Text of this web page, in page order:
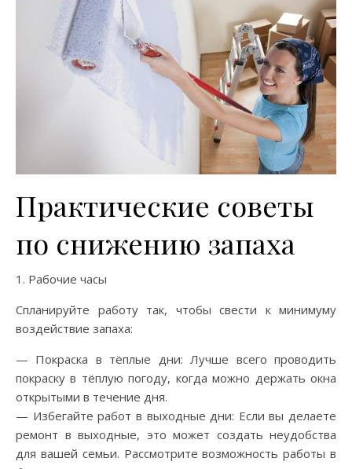
Практические советы
по снижению запаха
1. Рабочие часы
Спланируйте работу так, чтобы свести к минимуму
воздействие запаха:
— Покраска в тёплые дни: Лучше всего проводить
покраску в тёплую погоду, когда можно держать окна
открытыми в течение дня.
— Избегайте работ в выходные дни: Если вы делаете
ремонт в выходные, это может создать неудобства
для вашей семьи. Рассмотрите возможность работы в